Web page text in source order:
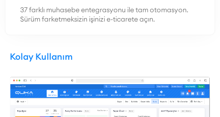
37 farklı muhasebe entegrasyonu ile tam otomasyon.
Sürüm farketmeksizin işinizi e-ticarete açın.
Kolay Kullanım